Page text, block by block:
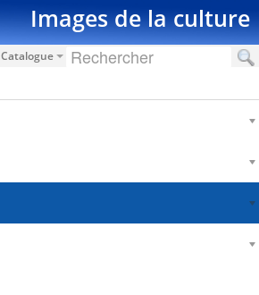
Images de la culture
Catalogue